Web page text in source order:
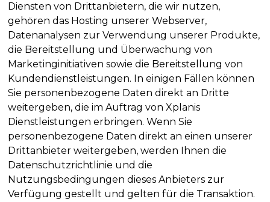
Diensten von Drittanbietern, die wir nutzen,
gehören das Hosting unserer Webserver,
Datenanalysen zur Verwendung unserer Produkte,
die Bereitstellung und Überwachung von
Marketinginitiativen sowie die Bereitstellung von
Kundendienstleistungen. In einigen Fällen können
Sie personenbezogene Daten direkt an Dritte
weitergeben, die im Auftrag von Xplanis
Dienstleistungen erbringen. Wenn Sie
personenbezogene Daten direkt an einen unserer
Drittanbieter weitergeben, werden Ihnen die
Datenschutzrichtlinie und die
Nutzungsbedingungen dieses Anbieters zur
Verfügung gestellt und gelten für die Transaktion.